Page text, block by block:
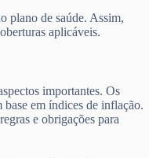
plano de saúde. Assim,
aplicáveis.
importantes. Os
em índices de inflação.
e obrigações para